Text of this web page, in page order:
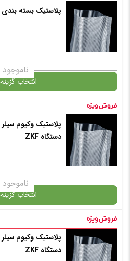
پلاستیک بسته بندی مدل
ناموجود
انتخاب
گارانتی
انتخاب رنگ : بی رنگ
✧ چت با پشتیبان واتس آپ
دستگاه ZKF
ناموجود
انتخاب
گارانتی
دستگاه ZKF